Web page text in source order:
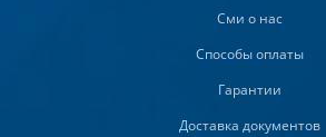
Сми о нас
Способы оплаты
Гарантии
Доставка документов